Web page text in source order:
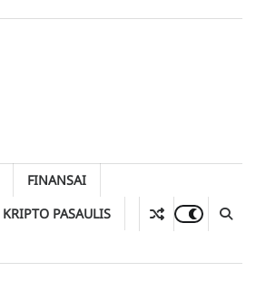
FINANSAI
KRIPTO PASAULIS